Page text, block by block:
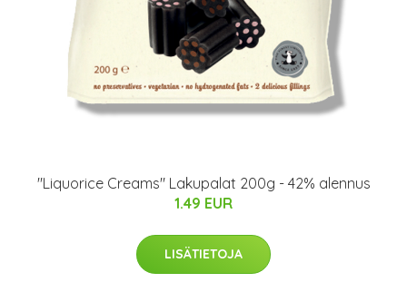
"Liquorice Creams" Lakupalat 200g - 42% alennus
1.49 EUR
LISÄTIETOJA